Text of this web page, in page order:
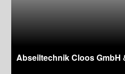
Abseiltechnik Cloos GmbH